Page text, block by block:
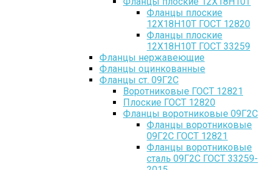
Фланцы плоские
12Х18Н10Т ГОСТ 12820
Фланцы плоские
12Х18Н10Т ГОСТ 33259
Фланцы нержавеющие
Фланцы оцинкованные
Фланцы ст. 09Г2С
Воротниковые ГОСТ 12821
Плоские ГОСТ 12820
Фланцы воротниковые 09Г2С
Фланцы воротниковые
09Г2С ГОСТ 12821
Фланцы воротниковые
сталь 09Г2С ГОСТ 33259-